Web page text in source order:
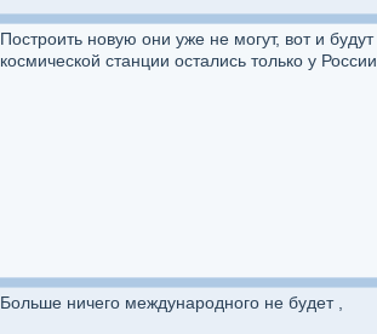
Построить новую они уже не могут, вот и
космической станции остались только у
Больше ничего международного не будет ,